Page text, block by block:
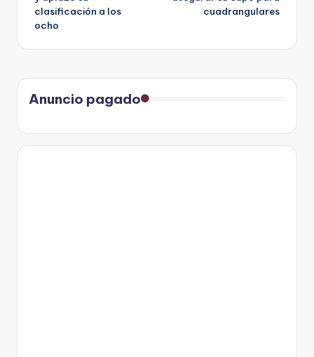
clasificación a los
ocho
cuadrangulares
Anuncio pagado